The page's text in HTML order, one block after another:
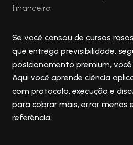
financeiro.
Se você cansou de cursos
que entrega previsibilidade,
posicionamento premium,
Aqui você aprende ciência
com protocolo, execução e
para cobrar mais, errar menos
referência.